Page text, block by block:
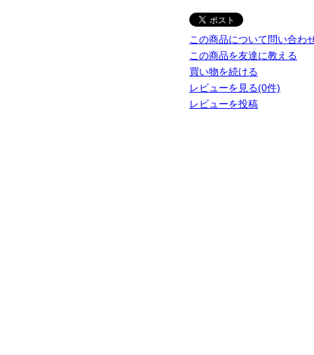
この商品について問い合わ
この商品を友達に教える
買い物を続ける
レビューを見る(0件)
レビューを投稿